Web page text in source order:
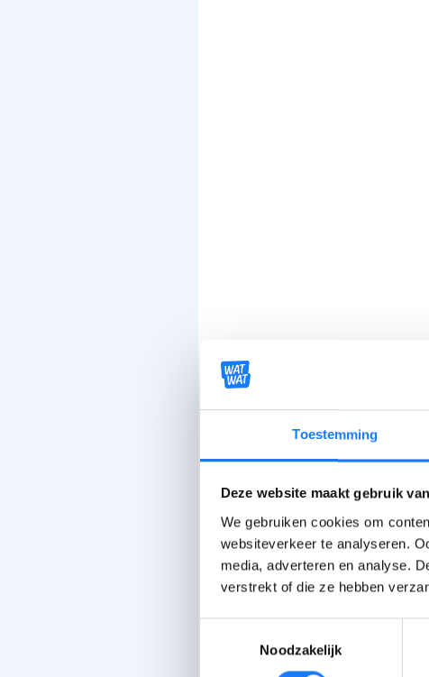
Toestemming
Deze website maakt gebruik
We gebruiken cookies om
websiteverkeer te analyseren.
media, adverteren en analyse.
verstrekt of die ze hebben
Noodzakelijk